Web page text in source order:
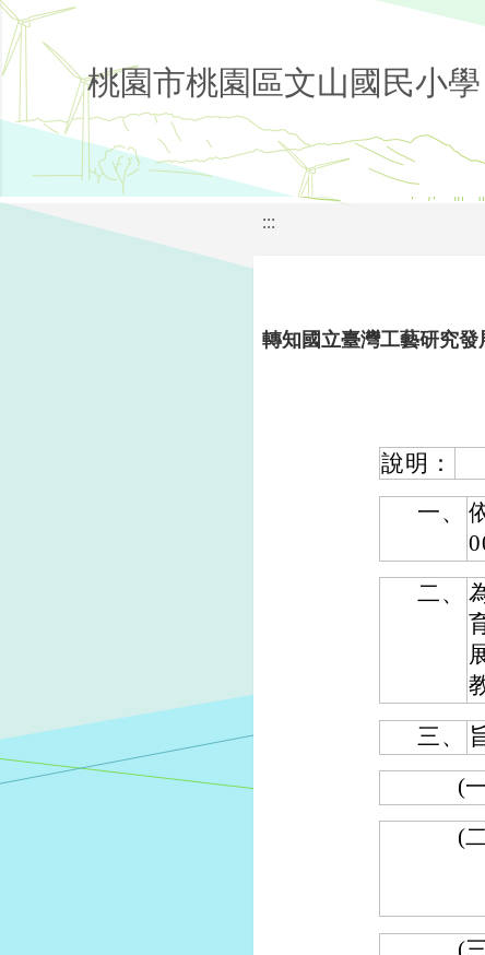
桃園市桃園區文山國民小學
:::
轉知國立臺灣工藝研究
說明：
一、
二、
三、
(
(
(